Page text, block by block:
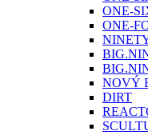
ONE-
ONE-
NOVÝ
DIRT